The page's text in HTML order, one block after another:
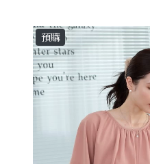
預購